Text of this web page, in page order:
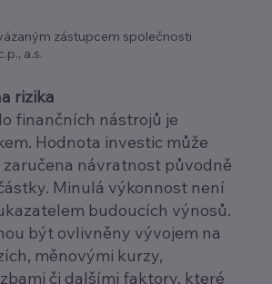
zástupcem společnosti
a.s.
rizika
finančních nástrojů je
Hodnota investic může
návratnost původně
Minulá výkonnost není
budoucích výnosů.
být ovlivněny vývojem na
měnovými kurzy,
či dalšími faktory, které